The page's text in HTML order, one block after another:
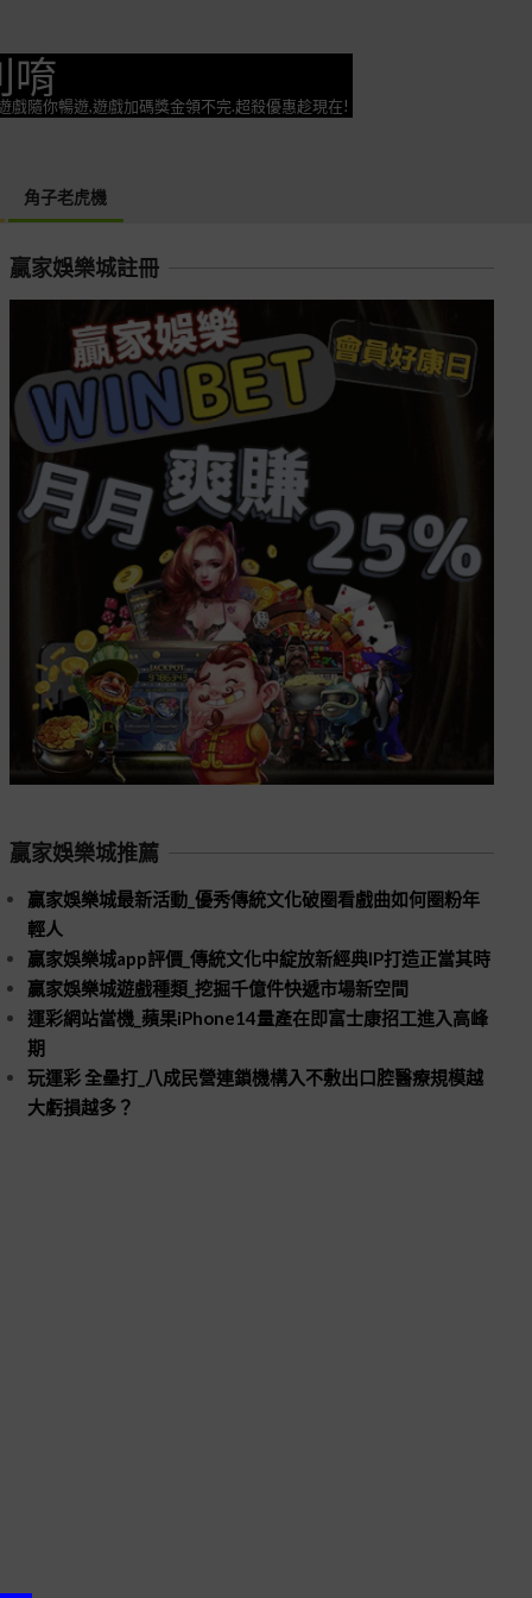
唷
隨你暢遊,遊戲加碼獎金領不完.超殺優惠趁現在!
角子老虎機
贏家娛樂城註冊
贏家娛樂城推薦
贏家娛樂城最新活動_優秀傳統文化破圈看戲曲如何圈粉年
輕人
贏家娛樂城app評價_傳統文化中綻放新經典IP打造正當其時
贏家娛樂城遊戲種類_挖掘千億件快遞市場新空間
運彩網站當機_蘋果iPhone14量產在即富士康招工進入高峰
期
玩運彩 全壘打_八成民營連鎖機構入不敷出口腔醫療規模越
大虧損越多？